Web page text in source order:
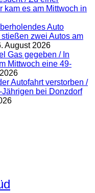
kam es am Mittwoch in
Auto
zwei Autos am
August 2026
Gas gegeben / In
Mittwoch eine 49-
Autofahrt verstorben /
bei Donzdorf